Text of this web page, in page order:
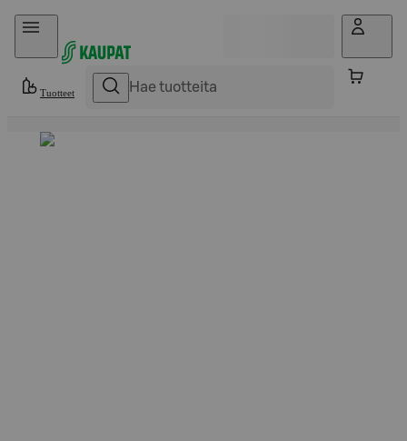
Hyppää sisältöön
Tuotteet